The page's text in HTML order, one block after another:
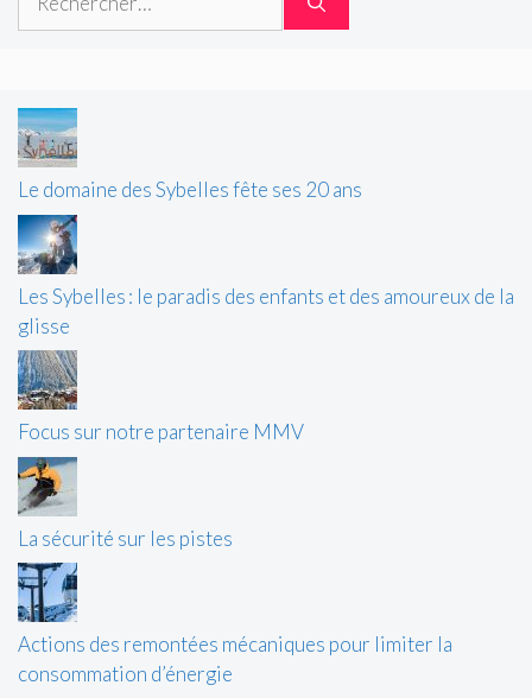
Le domaine des Sybelles fête ses 20 ans
Les Sybelles : le paradis des enfants et des amoureux de la
glisse
Focus sur notre partenaire MMV
La sécurité sur les pistes
Actions des remontées mécaniques pour limiter la
consommation d’énergie